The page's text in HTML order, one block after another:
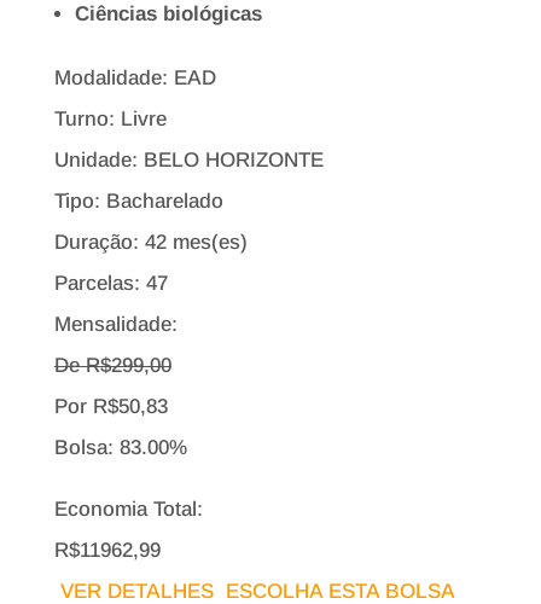
Ciências biológicas
Modalidade: EAD
Turno: Livre
Unidade: BELO HORIZONTE
Tipo: Bacharelado
Duração: 42 mes(es)
Parcelas: 47
Mensalidade:
De R$299,00
Por R$50,83
Bolsa: 83.00%
Economia Total:
R$11962,99
VER DETALHES ESCOLHA ESTA BOLSA